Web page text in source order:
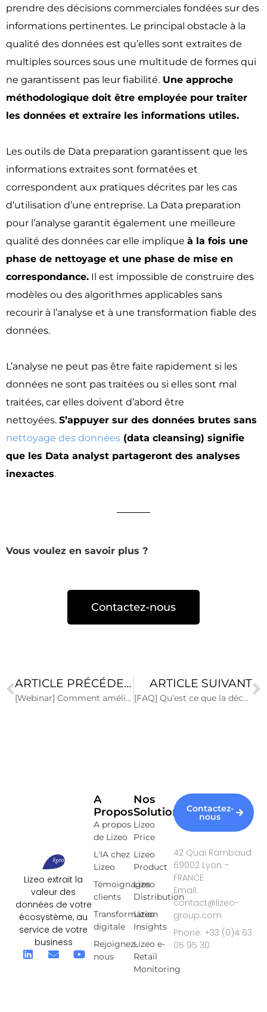
prendre des décisions commerciales fondées sur des
informations pertinentes. Le principal obstacle à la
qualité des données est qu’elles sont extraites de
multiples sources sous une multitude de formes qui
ne garantissent pas leur fiabilité. Une approche
méthodologique doit être employée pour traiter
les données et extraire les informations utiles.
Les outils de Data preparation garantissent que les
informations extraites sont formatées et
correspondent aux pratiques décrites par les cas
d’utilisation d’une entreprise. La Data preparation
pour l’analyse garantit également une meilleure
qualité des données car elle implique à la fois une
phase de nettoyage et une phase de mise en
correspondance. Il est impossible de construire des
modèles ou des algorithmes applicables sans
recourir à l’analyse et à une transformation fiable des
données.
L’analyse ne peut pas être faite rapidement si les
données ne sont pas traitées ou si elles sont mal
traitées, car elles doivent d’abord être
nettoyées. S’appuyer sur des données brutes sans
nettoyage des données (data cleansing) signifie
que les Data analyst partageront des analyses
inexactes.
Vous voulez en savoir plus ?
Contactez-nous
ARTICLE PRÉCÉDENT
[Webinar] Comment améliorer la qualité de vos données pour vos Data Scientists?
ARTICLE SUIVANT
[FAQ] Qu’est ce que la découverte des données ?
Lizeo extrait la
valeur des
données de votre
écosystème, au
service de votre
business
Nos
Solutions
Lizeo
Price
Lizeo
Product
Lizeo
Distribution
Lizeo
Insights
Lizeo e-
Retail
Monitoring
A
Propos
A propos
de Lizeo
L'IA chez
Lizeo
Témoignages
clients
Transformation
digitale
Rejoignez-
nous
Contactez-
nous
42 Quai Rambaud
69002 Lyon –
FRANCE
Email:
contact@lizeo-
group.com
Phone: +33 (0)4 63
05 95 30